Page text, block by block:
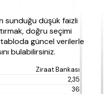
sunduğu düşük faizli
doğru seçimi
tabloda güncel verilerle
bulabilirsiniz.
Ziraat Bankası
2,35
36